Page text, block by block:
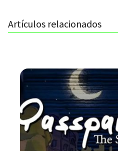
Artículos relacionados